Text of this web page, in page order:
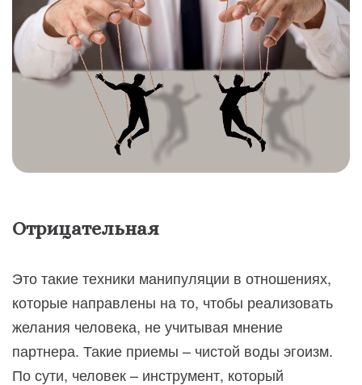
Отрицательная
Это такие техники манипуляции в отношениях,
которые направлены на то, чтобы реализовать
желания человека, не учитывая мнение
партнера. Такие приемы – чистой воды эгоизм.
По сути, человек – инструмент, который